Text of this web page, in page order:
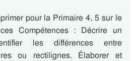
pour la Primaire 4, 5 sur le
Compétences : Décrire un
les différences entre
ou rectilignes. Élaborer et